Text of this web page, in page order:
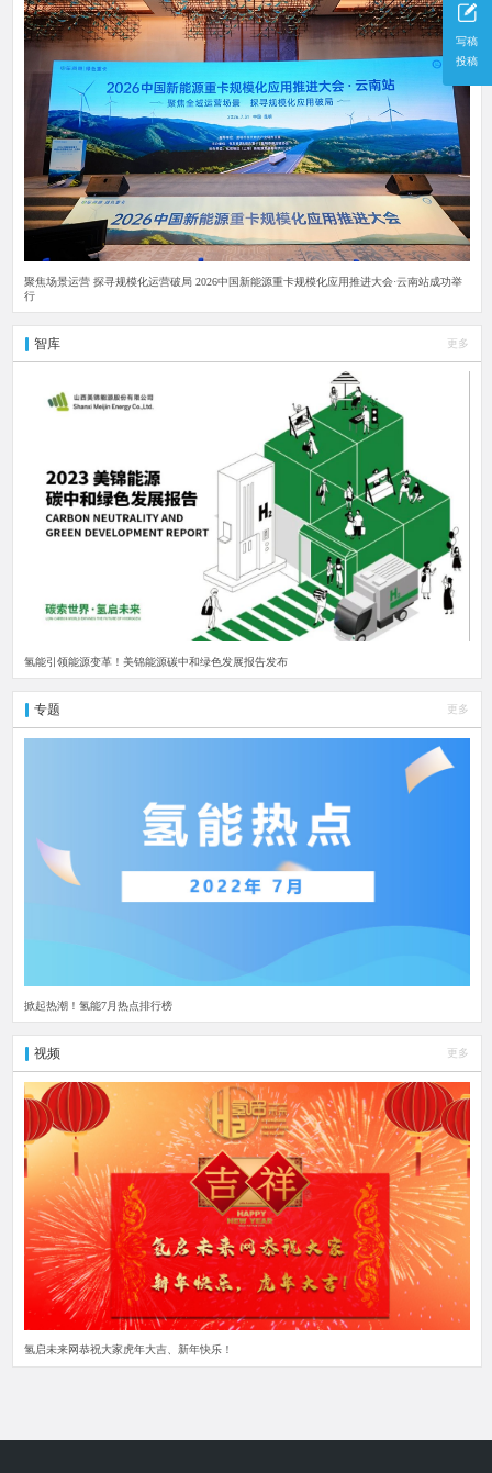
写稿
投稿
聚焦场景运营 探寻规模化运营破局 2026中国新能源重卡规模化应用推进大会·云南站成功举
行
智库 更多
氢能引领能源变革！美锦能源碳中和绿色发展报告发布
专题 更多
掀起热潮！氢能7月热点排行榜
视频 更多
氢启未来网恭祝大家虎年大吉、新年快乐！